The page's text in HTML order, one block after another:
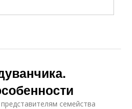
семейства